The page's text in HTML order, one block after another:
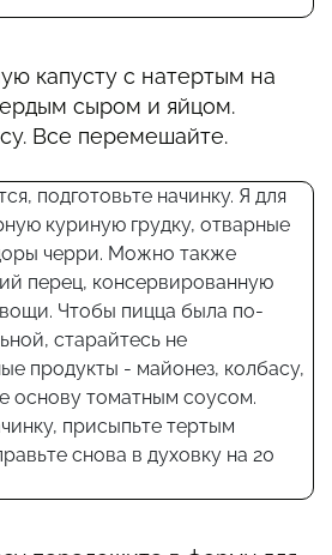
капусту с натертым на
сыром и яйцом.
Все перемешайте.